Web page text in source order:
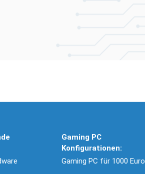
Gaming PC
Konfigurationen:
Gaming PC für 1000 Euro